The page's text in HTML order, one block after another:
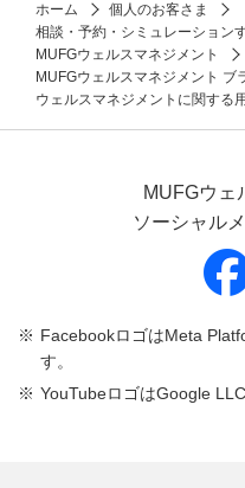
ホーム
個人のお客さま
相談・予約・シミュレーション
MUFGウェルスマネジメント
MUFGウェルスマネジメント ブ
ウェルスマネジメントに関する
MUFGウェ
ソーシャル
FacebookロゴはMeta
す。
YouTubeロゴはGoogle